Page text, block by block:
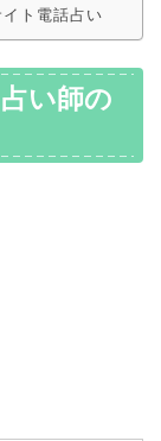
ト電話占い
い師の